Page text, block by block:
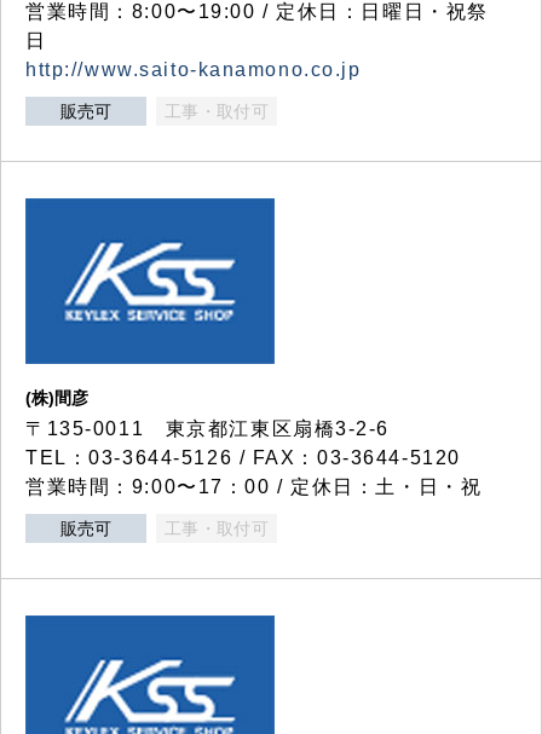
営業時間：8:00〜19:00 / 定休日：日曜日・祝祭
日
http://www.saito-kanamono.co.jp
販売可 工事・取付可
(株)間彦
〒135-0011 東京都江東区扇橋3-2-6
TEL：03-3644-5126 / FAX：03-3644-5120
営業時間：9:00〜17：00 / 定休日：土・日・祝
販売可 工事・取付可